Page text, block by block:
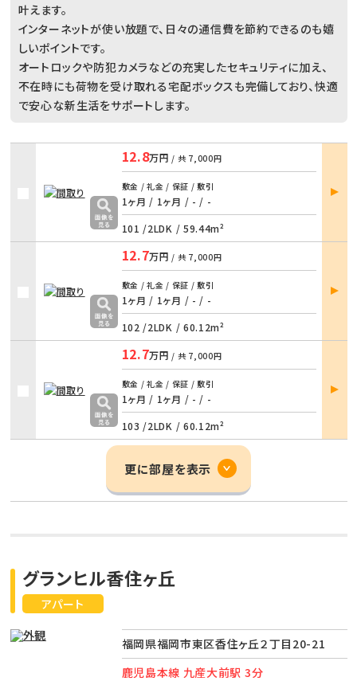
叶えます。
インターネットが使い放題で、日々の通信費を節約できるのも嬉
しいポイントです。
オートロックや防犯カメラなどの充実したセキュリティに加え、
不在時にも荷物を受け取れる宅配ボックスも完備しており、快適
で安心な新生活をサポートします。
12.8万円 / 共 7,000円
敷金 / 礼金 / 保証 / 敷引
1ヶ月 / 1ヶ月 / - / -
101 /2LDK / 59.44m²
部屋
詳細
12.7万円 / 共 7,000円
敷金 / 礼金 / 保証 / 敷引
1ヶ月 / 1ヶ月 / - / -
102 /2LDK / 60.12m²
部屋
詳細
12.7万円 / 共 7,000円
敷金 / 礼金 / 保証 / 敷引
1ヶ月 / 1ヶ月 / - / -
103 /2LDK / 60.12m²
部屋
詳細
更に部屋を表示
アパート
グランヒル香住ヶ丘
福岡県福岡市東区香住ヶ丘２丁目20-21
鹿児島本線 九産大前駅 3分